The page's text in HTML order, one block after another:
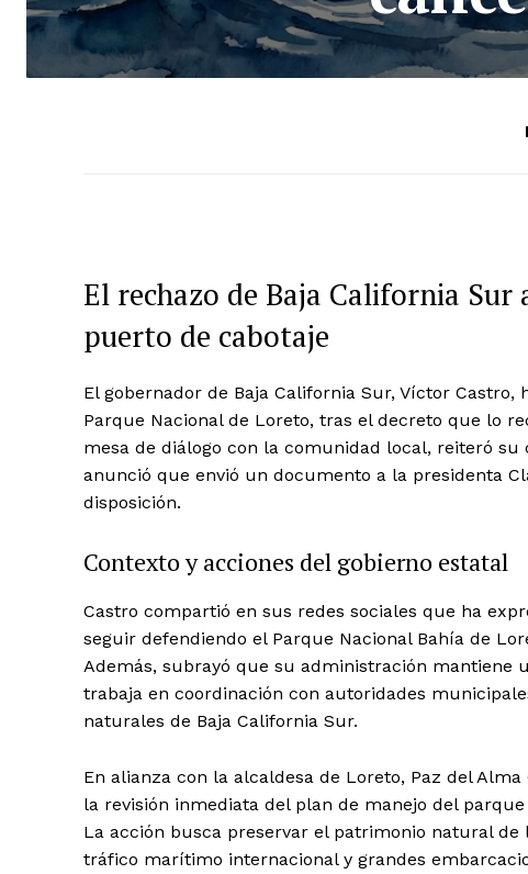
El rechazo de Baja California
puerto de cabotaje
El gobernador de Baja California Sur, Víctor
Parque Nacional de Loreto, tras el decreto que lo
mesa de diálogo con la comunidad local, reiteró
anunció que envió un documento a la presidenta
disposición.
Contexto y acciones del gobierno estatal
Castro compartió en sus redes sociales que ha
seguir defendiendo el Parque Nacional Bahía de
Además, subrayó que su administración mantiene
trabaja en coordinación con autoridades
naturales de Baja California Sur.
En alianza con la alcaldesa de Loreto, Paz del
la revisión inmediata del plan de manejo del
La acción busca preservar el patrimonio natural
tráfico marítimo internacional y grandes